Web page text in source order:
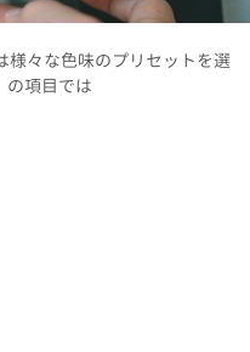
様々な色味のプリセットを選
の項目では